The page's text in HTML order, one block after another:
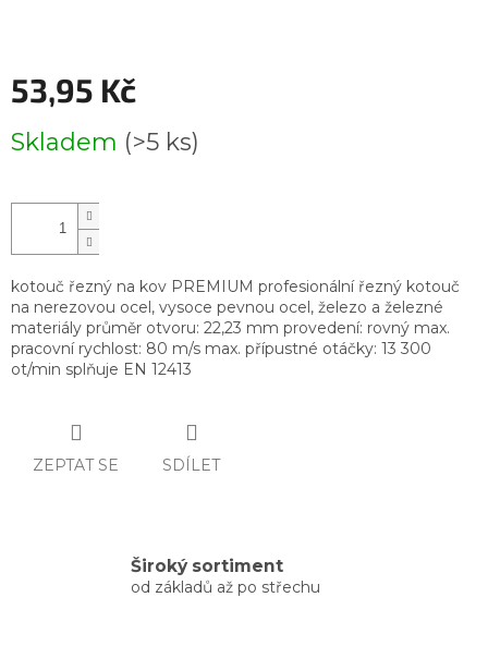
53,95 Kč
cena:
Skladem (>5 ks)
kotouč řezný na kov PREMIUM profesionální řezný kotouč
na nerezovou ocel, vysoce pevnou ocel, železo a železné
materiály průměr otvoru: 22,23 mm provedení: rovný max.
pracovní rychlost: 80 m/s max. přípustné otáčky: 13 300
ot/min splňuje EN 12413
ZEPTAT SE SDÍLET
Široký sortiment
od základů až po střechu